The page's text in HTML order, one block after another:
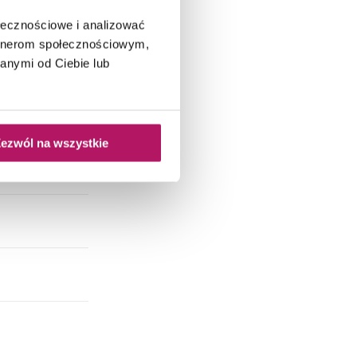
i analizować
społecznościowym,
od Ciebie lub
na wszystkie